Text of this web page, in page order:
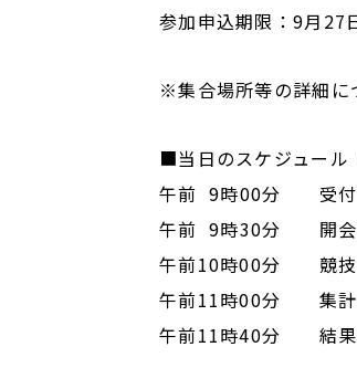
参加申込期限：9月27
※集合場所等の詳細に
■当日のスケジュール
午前 9時00分 受付
午前 9時30分 開会
午前10時00分 競技
午前11時00分 集計
午前11時40分 結果